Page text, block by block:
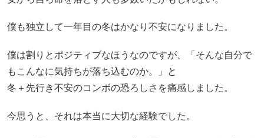
僕も独立して一年目の冬はかなり不安になりました。
僕は割りとポジティブなほうなのですが、「そんな自分で
もこんなに気持ちが落ち込むのか。」と
冬＋先行き不安のコンボの恐ろしさを痛感しました。
今思うと、それは本当に大切な経験でした。